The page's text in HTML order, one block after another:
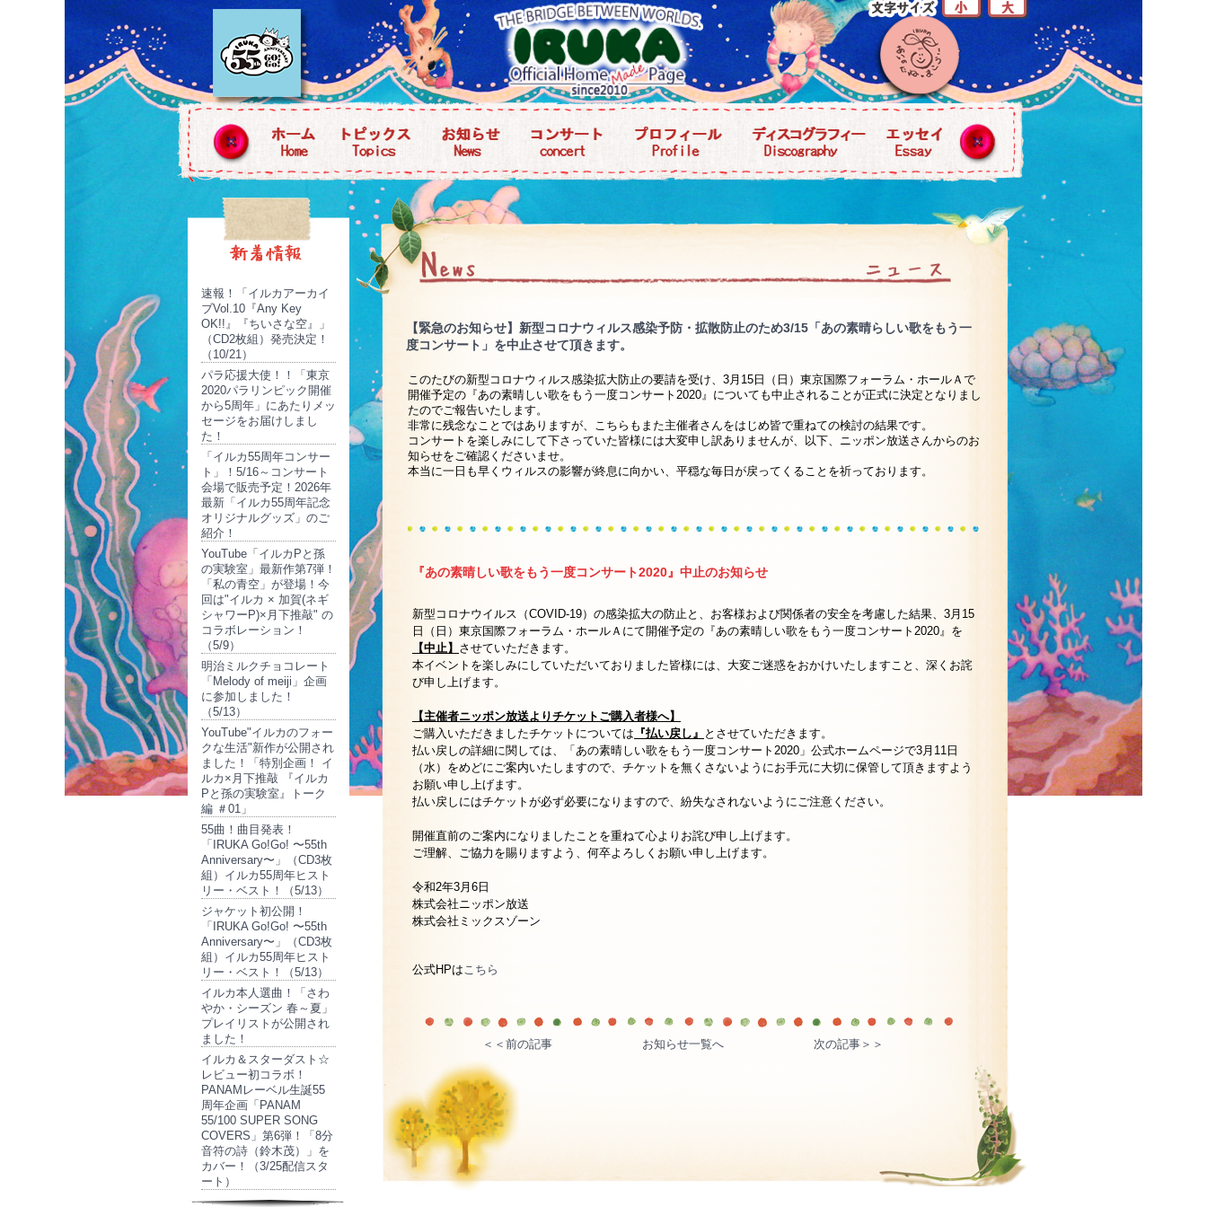
速報！「イルカアーカイ
ブVol.10『Any Key
OK!!』『ちいさな空』」
（CD2枚組）発売決定！
（10/21）
パラ応援大使！！「東京
2020パラリンピック開催
から5周年」にあたりメッ
セージをお届けしまし
た！
「イルカ55周年コンサー
ト」！5/16～コンサート
会場で販売予定！2026年
最新「イルカ55周年記念
オリジナルグッズ」のご
紹介！
YouTube「イルカPと孫
の実験室」最新作第7弾！
「私の青空」が登場！今
回は"イルカ × 加賀(ネギ
シャワーP)×月下推敲" の
コラボレーション！
（5/9）
明治ミルクチョコレート
「Melody of meiji」企画
に参加しました！
（5/13）
YouTube"イルカのフォー
クな生活"新作が公開され
ました！「特別企画！ イ
ルカ×月下推敲 『イルカ
Pと孫の実験室』トーク
編 ＃01」
55曲！曲目発表！
「IRUKA Go!Go! 〜55th
Anniversary〜」（CD3枚
組）イルカ55周年ヒスト
リー・ベスト！（5/13）
ジャケット初公開！
「IRUKA Go!Go! 〜55th
Anniversary〜」（CD3枚
組）イルカ55周年ヒスト
リー・ベスト！（5/13）
イルカ本人選曲！「さわ
やか・シーズン 春～夏」
プレイリストが公開され
ました！
イルカ＆スターダスト☆
レビュー初コラボ！
PANAMレーベル生誕55
周年企画「PANAM
55/100 SUPER SONG
COVERS」第6弾！「8分
音符の詩（鈴木茂）」を
カバー！（3/25配信スタ
ート）
【緊急のお知らせ】新型コロナウィルス感染予防・拡散防止のため3/15「あの素晴らしい歌をもう一
度コンサート」を中止させて頂きます。
このたびの新型コロナウィルス感染拡大防止の要請を受け、3月15日（日）東京国際フォーラム・ホールＡで
開催予定の『あの素晴しい歌をもう一度コンサート2020』についても中止されることが正式に決定となりまし
たのでご報告いたします。
非常に残念なことではありますが、こちらもまた主催者さんをはじめ皆で重ねての検討の結果です。
コンサートを楽しみにして下さっていた皆様には大変申し訳ありませんが、以下、ニッポン放送さんからのお
知らせをご確認くださいませ。
本当に一日も早くウィルスの影響が終息に向かい、平穏な毎日が戻ってくることを祈っております。
『あの素晴しい歌をもう一度コンサート2020』中止のお知らせ
新型コロナウイルス（COVID-19）の感染拡大の防止と、お客様および関係者の安全を考慮した結果、3月15
日（日）東京国際フォーラム・ホールＡにて開催予定の『あの素晴しい歌をもう一度コンサート2020』を
【中止】 させていただきます。
本イベントを楽しみにしていただいておりました皆様には、大変ご迷惑をおかけいたしますこと、深くお詫
び申し上げます。
【主催者ニッポン放送よりチケットご購入者様へ】
ご購入いただきましたチケットについては 『払い戻し』 とさせていただきます。
払い戻しの詳細に関しては、「あの素晴しい歌をもう一度コンサート2020」公式ホームページで3月11日
（水）をめどにご案内いたしますので、チケットを無くさないようにお手元に大切に保管して頂きますよう
お願い申し上げます。
払い戻しにはチケットが必ず必要になりますので、紛失なされないようにご注意ください。
開催直前のご案内になりましたことを重ねて心よりお詫び申し上げます。
ご理解、ご協力を賜りますよう、何卒よろしくお願い申し上げます。
令和2年3月6日
株式会社ニッポン放送
株式会社ミックスゾーン
公式HPはこちら
＜＜前の記事 お知らせ一覧へ 次の記事＞＞